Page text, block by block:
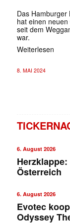
Das Hamburger
hat einen
seit dem
war.
Weiterlesen
8. MAI 2024
6. August 2026
Österreich
6. August 2026
Evotec
Odyssey